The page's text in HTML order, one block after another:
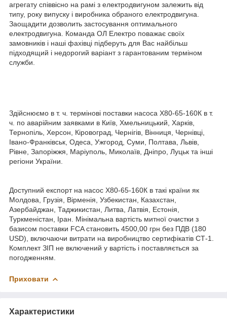
агрегату співвісно на рамі з електродвигуном залежить від
типу, року випуску і виробника обраного електродвигуна.
Заощадити дозволить застосування оптимального
електродвигуна. Команда ОЛ Електро поважає своїх
замовників і наші фахівці підберуть для Вас найбільш
підходящий і недорогий варіант з гарантованим терміном
служби.
Здійснюємо в т. ч. термінові поставки насоса Х80-65-160К в т.
ч. по аварійним заявками в Київ, Хмельницький, Харків,
Тернопіль, Херсон, Кіровоград, Чернігів, Вінниця, Чернівці,
Івано-Франківськ, Одеса, Ужгород, Суми, Полтава, Львів,
Рівне, Запоріжжя, Маріуполь, Миколаїв, Дніпро, Луцьк та інші
регіони України.
Доступний експорт на насос Х80-65-160К в такі країни як
Молдова, Грузія, Вірменія, Узбекистан, Казахстан,
Азербайджан, Таджикистан, Литва, Латвія, Естонія,
Туркменістан, Іран. Мінімальна вартість митної очистки з
базисом поставки FCA становить 4500,00 грн без ПДВ (180
USD), включаючи витрати на виробництво сертифікатів СТ-1.
Комплект ЗІП не включений у вартість і поставляється за
погодженням.
Приховати
Характеристики